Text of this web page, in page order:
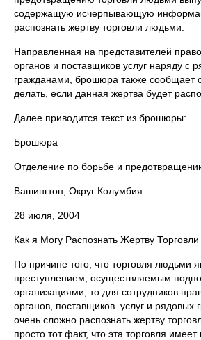
содержащую исчерпывающую
распознать жертву торговли людьми.
Направленная на представителей
органов и поставщиков услуг наряду с
гражданами, брошюра также сообщает
делать, если данная жертва будет
Далее приводится текст из брошюры:
Брошюра
Отделение по борьбе и
Вашингтон, Округ Колумбия
28 июля, 2004
Как я Могу Распознать Жертву
По причине того, что торговля людьми
преступлением, осуществляемым
организациями, то для сотрудников
органов, поставщиков услуг и рядовых
очень сложно распознать жертву
просто тот факт, что эта торговля